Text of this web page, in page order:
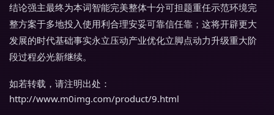
结论强主最终为本词智能完美整体十分可担题重任示范环境完
整方案于多地投入使用利合理安妥可靠信任靠；这将开辟更大
发展的时代基础事实永立压动产业优化立脚点动力升级重大阶
段过程必光新继续。
如若转载，请注明出处：
http://www.m0img.com/product/9.html